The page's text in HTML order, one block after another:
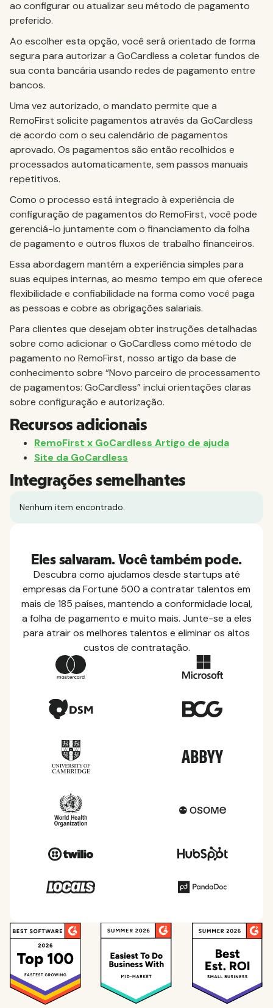
ao configurar ou atualizar seu método de pagamento
preferido.
Ao escolher esta opção, você será orientado de forma
segura para autorizar a GoCardless a coletar fundos de
sua conta bancária usando redes de pagamento entre
bancos.
Uma vez autorizado, o mandato permite que a
RemoFirst solicite pagamentos através da GoCardless
de acordo com o seu calendário de pagamentos
aprovado. Os pagamentos são então recolhidos e
processados automaticamente, sem passos manuais
repetitivos.
Como o processo está integrado à experiência de
configuração de pagamentos do RemoFirst, você pode
gerenciá-lo juntamente com o financiamento da folha
de pagamento e outros fluxos de trabalho financeiros.
Essa abordagem mantém a experiência simples para
suas equipes internas, ao mesmo tempo em que oferece
flexibilidade e confiabilidade na forma como você paga
as pessoas e cobre as obrigações salariais.
Para clientes que desejam obter instruções detalhadas
sobre como adicionar o GoCardless como método de
pagamento no RemoFirst, nosso artigo da base de
conhecimento sobre “Novo parceiro de processamento
de pagamentos: GoCardless” inclui orientações claras
sobre configuração e autorização.
Recursos adicionais
RemoFirst x GoCardless Artigo de ajuda
Site da GoCardless
Integrações semelhantes
Nenhum item encontrado.
Eles salvaram. Você também pode.
Descubra como ajudamos desde startups até
empresas da Fortune 500 a contratar talentos em
mais de 185 países, mantendo a conformidade local,
a folha de pagamento e muito mais. Junte-se a eles
para atrair os melhores talentos e eliminar os altos
custos de contratação.